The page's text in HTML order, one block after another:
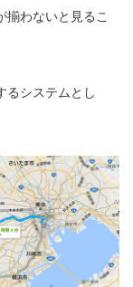
揃わないと見るこ
るシステムとし